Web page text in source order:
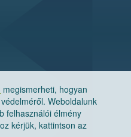
megismerheti, hogyan
Weboldalunk
felhasználói élmény
kérjük, kattintson az